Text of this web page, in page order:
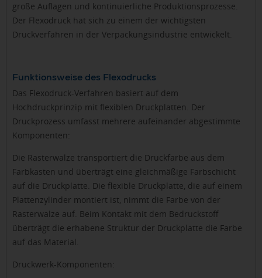
große Auflagen und kontinuierliche Produktionsprozesse.
Der Flexodruck hat sich zu einem der wichtigsten
Druckverfahren in der Verpackungsindustrie entwickelt.
Funktionsweise des Flexodrucks
Das Flexodruck-Verfahren basiert auf dem
Hochdruckprinzip mit flexiblen Druckplatten. Der
Druckprozess umfasst mehrere aufeinander abgestimmte
Komponenten:
Die Rasterwalze transportiert die Druckfarbe aus dem
Farbkasten und überträgt eine gleichmäßige Farbschicht
auf die Druckplatte. Die flexible Druckplatte, die auf einem
Plattenzylinder montiert ist, nimmt die Farbe von der
Rasterwalze auf. Beim Kontakt mit dem Bedruckstoff
überträgt die erhabene Struktur der Druckplatte die Farbe
auf das Material.
Druckwerk-Komponenten: